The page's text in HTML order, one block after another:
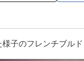
子のフレンチブルド